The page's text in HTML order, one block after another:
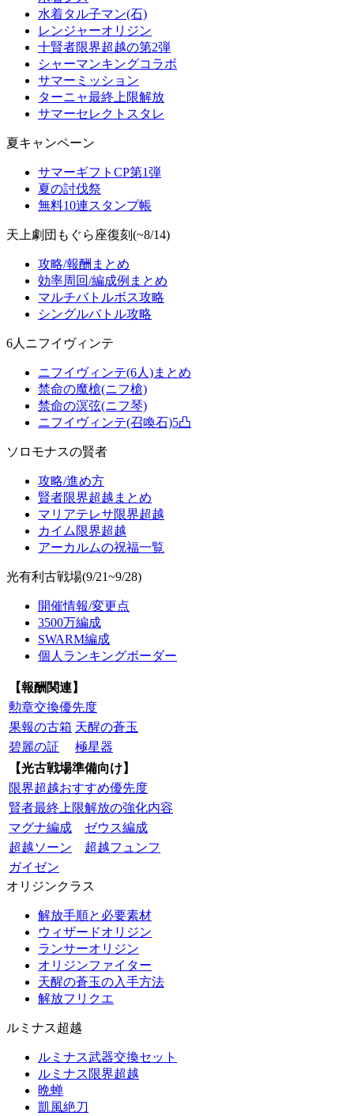
水着タル子マン(石)
レンジャーオリジン
十賢者限界超越の第2弾
シャーマンキングコラボ
サマーミッション
ターニャ最終上限解放
サマーセレクトスタレ
夏キャンペーン
サマーギフトCP第1弾
夏の討伐祭
無料10連スタンプ帳
天上劇団もぐら座復刻(~8/14)
攻略/報酬まとめ
効率周回/編成例まとめ
マルチバトルボス攻略
シングルバトル攻略
6人ニフイヴィンテ
ニフイヴィンテ(6人)まとめ
禁命の魔槍(ニフ槍)
禁命の溟弦(ニフ琴)
ニフイヴィンテ(召喚石)5凸
ソロモナスの賢者
攻略/進め方
賢者限界超越まとめ
マリアテレサ限界超越
カイム限界超越
アーカルムの祝福一覧
光有利古戦場(9/21~9/28)
開催情報/変更点
3500万編成
SWARM編成
個人ランキングボーダー
【報酬関連】
勲章交換優先度
果報の古箱 天醒の蒼玉
碧麗の証
極星器
【光古戦場準備向け】
限界超越おすすめ優先度
賢者最終上限解放の強化内容
マグナ編成
ゼウス編成
超越ソーン
超越フュンフ
ガイゼン
オリジンクラス
解放手順と必要素材
ウィザードオリジン
ランサーオリジン
オリジンファイター
天醒の蒼玉の入手方法
解放フリクエ
ルミナス超越
ルミナス武器交換セット
ルミナス限界超越
晩蝉
凱風絶刀